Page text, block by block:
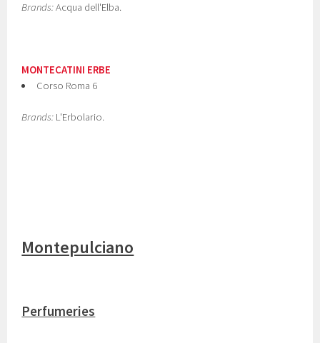
Brands:Acqua dell'Elba.
MONTECATINI ERBE
Corso Roma 6
Brands: L'Erbolario.
Montepulciano
Perfumeries